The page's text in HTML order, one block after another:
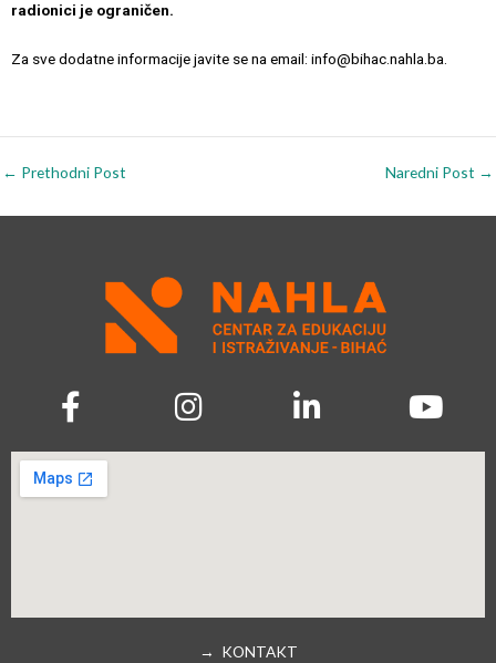
radionici je ograničen.
Za sve dodatne informacije javite se na email: info@bihac.nahla.ba.
← Prethodni Post Naredni Post →
→ KONTAKT